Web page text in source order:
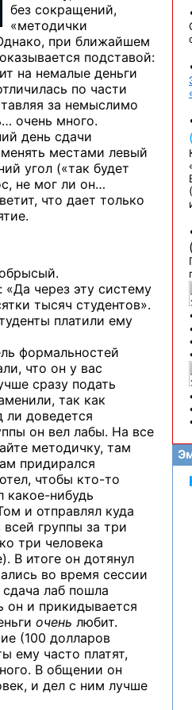
без сокращений,
«методички
при ближайшем
подставой:
на немалые деньги
по части
за немыслимо
очень много.
день сдачи
местами левый
угол («так будет
не мог ли он…
что дает только
«Да через эту систему
тысяч студентов».
платили ему
формальностей
что он у вас
сразу подать
так как
ли доведется
он вел лабы. На все
методичку, там
придирался
чтобы кто-то
какое-нибудь
и отправлял куда
всей группы за три
три человека
В итоге он дотянул
во время сессии
сдача лаб пошла
он и прикидывается
очень любит.
(100 долларов
ему часто платят,
В общении он
и дел с ним лучше
(